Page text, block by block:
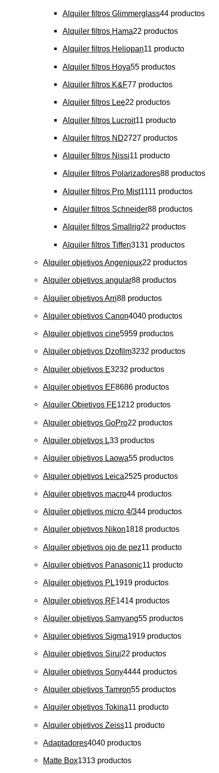
Alquiler filtros Glimmerglass44 productos
Alquiler filtros Hama22 productos
Alquiler filtros Heliopan11 producto
Alquiler filtros Hoya55 productos
Alquiler filtros K&F77 productos
Alquiler filtros Lee22 productos
Alquiler filtros Lucroit11 producto
Alquiler filtros ND2727 productos
Alquiler filtros Nissi11 producto
Alquiler filtros Polarizadores88 productos
Alquiler filtros Pro Mist1111 productos
Alquiler filtros Schneider88 productos
Alquiler filtros Smallrig22 productos
Alquiler filtros Tiffen3131 productos
Alquiler objetivos Angenioux22 productos
Alquiler objetivos angular88 productos
Alquiler objetivos Arri88 productos
Alquiler objetivos Canon4040 productos
Alquiler objetivos cine5959 productos
Alquiler objetivos Dzofilm3232 productos
Alquiler objetivos E3232 productos
Alquiler objetivos EF8686 productos
Alquiler Objetivos FE1212 productos
Alquiler objetivos GoPro22 productos
Alquiler objetivos L33 productos
Alquiler objetivos Laowa55 productos
Alquiler objetivos Leica2525 productos
Alquiler objetivos macro44 productos
Alquiler objetivos micro 4/344 productos
Alquiler objetivos Nikon1818 productos
Alquiler objetivos ojo de pez11 producto
Alquiler objetivos Panasonic11 producto
Alquiler objetivos PL1919 productos
Alquiler objetivos RF1414 productos
Alquiler objetivos Samyang55 productos
Alquiler objetivos Sigma1919 productos
Alquiler objetivos Sirui22 productos
Alquiler objetivos Sony4444 productos
Alquiler objetivos Tamron55 productos
Alquiler objetivos Tokina11 producto
Alquiler objetivos Zeiss11 producto
Adaptadores4040 productos
Matte Box1313 productos